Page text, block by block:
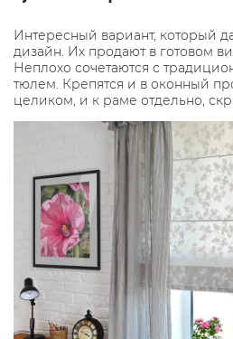
Интересный вариант, который
дизайн. Их продают в готовом
Неплохо сочетаются с
тюлем. Крепятся и в оконный
целиком, и к раме отдельно,